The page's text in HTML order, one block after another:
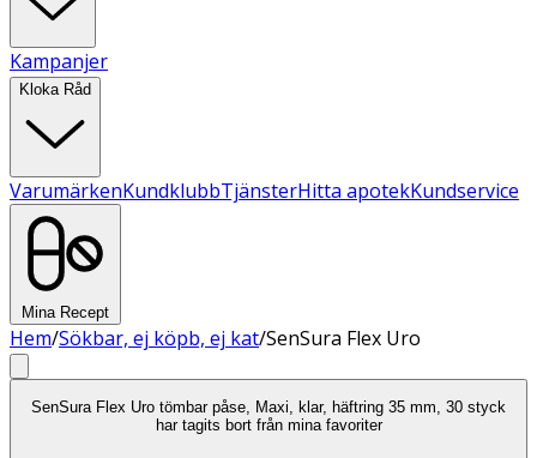
Kampanjer
Kloka Råd
VarumärkenKundklubbTjänsterHitta apotekKundservice
Mina Recept
Hem/Sökbar, ej köpb, ej kat/SenSura Flex Uro
SenSura Flex Uro tömbar påse, Maxi, klar, häftring 35 mm, 30 styck
har tagits bort från mina favoriter